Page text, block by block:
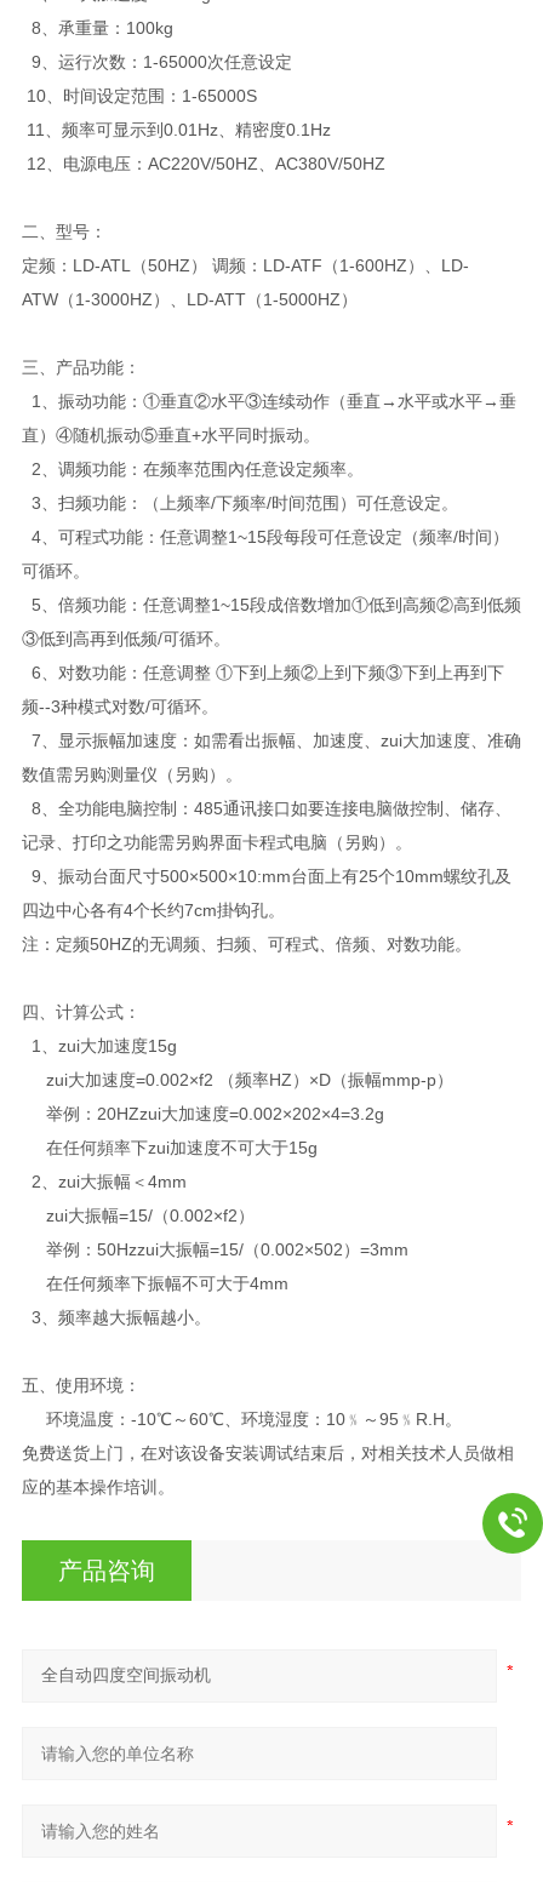
8、承重量：100kg
9、运行次数：1-65000次任意设定
10、时间设定范围：1-65000S
11、频率可显示到0.01Hz、精密度0.1Hz
12、电源电压：AC220V/50HZ、AC380V/50HZ
二、 型号：
定频：LD-ATL（50HZ） 调频：LD-ATF（1-600HZ）、LD-
ATW（1-3000HZ）、LD-ATT（1-5000HZ）
三、产品功能：
1、振动功能：①垂直②水平③连续动作（垂直→水平或水平→垂
直）④随机振动⑤垂直+水平同时振动。
2、调频功能：在频率范围內任意设定频率。
3、扫频功能：（上频率/下频率/时间范围）可任意设定。
4、可程式功能：任意调整1~15段每段可任意设定（频率/时间）
可循环。
5、倍频功能：任意调整1~15段成倍数增加①低到高频②高到低频
③低到高再到低频/可循环。
6、对数功能：任意调整 ①下到上频②上到下频③下到上再到下
频--3种模式对数/可循环。
7、显示振幅加速度：如需看出振幅、加速度、zui大加速度、准确
数值需另购测量仪（另购）。
8、全功能电脑控制：485通讯接口如要连接电脑做控制、储存、
记录、打印之功能需另购界面卡程式电脑（另购）。
9、振动台面尺寸500×500×10:mm台面上有25个10mm螺纹孔及
四边中心各有4个长约7cm掛钩孔。
注：定频50HZ的无调频、扫频、可程式、倍频、对数功能。
四、计算公式：
1、zui大加速度15g
zui大加速度=0.002×f2 （频率HZ）×D（振幅mmp-p）
举例：20HZzui大加速度=0.002×202×4=3.2g
在任何頻率下zui加速度不可大于15g
2、zui大振幅＜4mm
zui大振幅=15/（0.002×f2）
举例：50Hzzui大振幅=15/（0.002×502）=3mm
在任何频率下振幅不可大于4mm
3、频率越大振幅越小。
五、 使用环境：
环境温度：-10℃～60℃、环境湿度：10﹪～95﹪R.H。
免费送货上门，在对该设备安装调试结束后，对相关技术人员做相
应的基本操作培训。
产品咨询